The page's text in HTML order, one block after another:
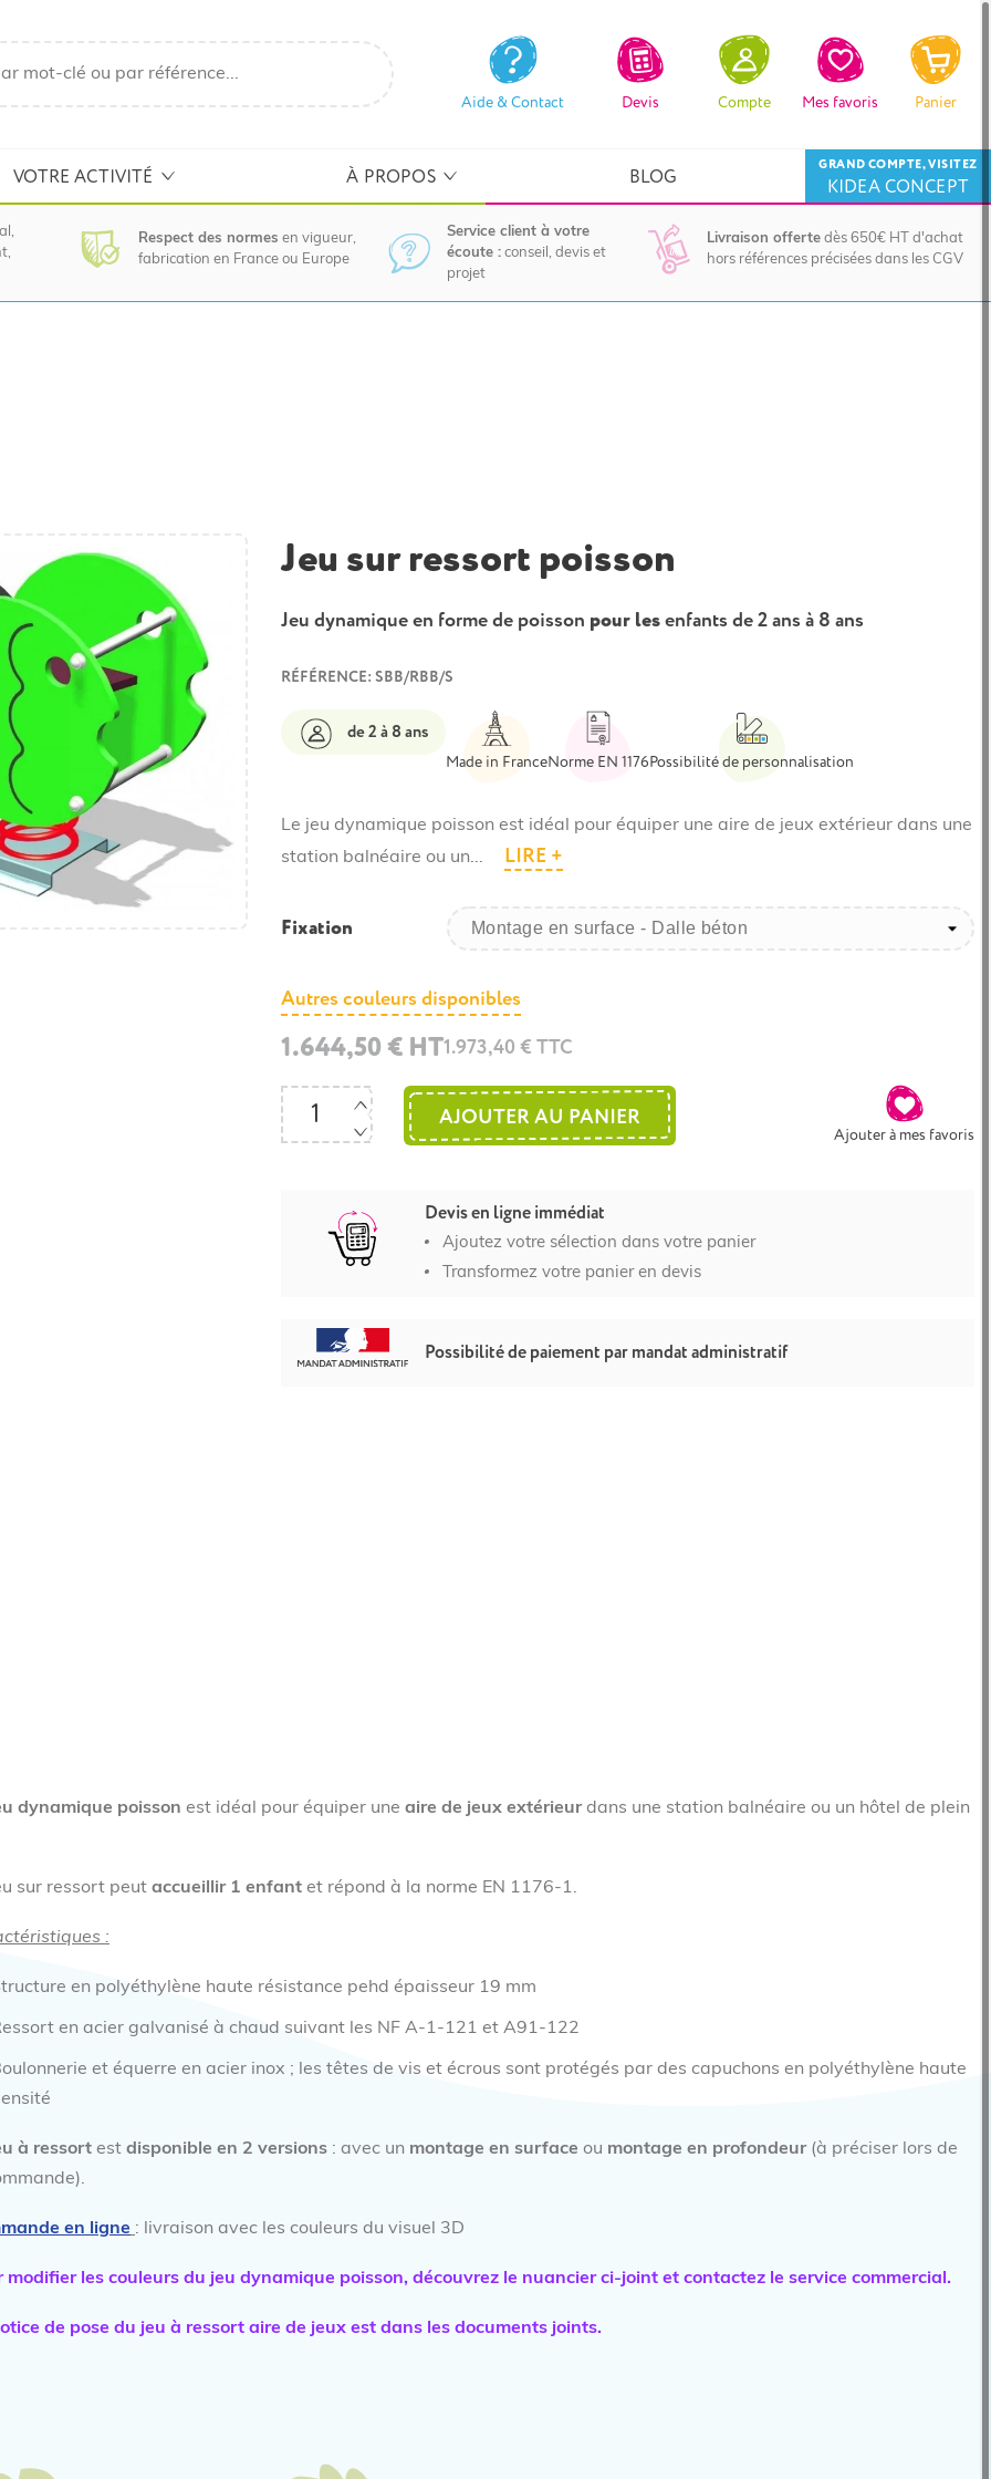
Aide & Contact Devis Compte Mes favoris Panier
VOTRE ACTIVITÉ À PROPOS BLOG KIDEA CONCEPT
GRAND COMPTE, VISITEZ
Respect des normes en vigueur,
fabrication en France ou Europe
Service client à votre
écoute : conseil, devis et
projet
Livraison offerte dès 650€ HT d'achat
hors références précisées dans les CGV
Jeu sur ressort poisson
Jeu dynamique en forme de poisson pour lesenfants de 2 ans à 8 ans
RÉFÉRENCE: SBB/RBB/S
de 2 à 8 ans
Made in FranceNorme EN 1176Possibilité de personnalisation
Le jeu dynamique poisson est idéal pour équiper une aire de jeux extérieur dans une
station balnéaire ou un...
LIRE +
Fixation
Autres couleurs disponibles
1.644,50 € HT1.973,40 € TTC
AJOUTER AU PANIER
Ajouter à mes favoris
Devis en ligne immédiat
Ajoutez votre sélection dans votre panier
Transformez votre panier en devis
Possibilité de paiement par mandat administratif
dynamique poisson est idéal pour équiper une aire de jeux extérieurdans une station balnéaire ou un hôtel de plein
sur ressort peut accueillir 1 enfant et répond à la norme EN 1176-1.
:
en polyéthylène haute résistance pehd épaisseur 19 mm
en acier galvanisé à chaud suivant les NF A-1-121 et A91-122
et équerre en acier inox ; les têtes de vis et écrous sont protégés par des capuchons en polyéthylène haute
à ressort est disponible en 2 versions : avec un montage en surface ou montage en profondeur(à préciser lors de
en ligne : livraison avec les couleurs du visuel 3D
modifier les couleurs du jeu dynamique poisson, découvrez le nuancier ci-joint et contactez le service commercial.
de pose du jeu à ressort aire de jeux est dans les documents joints.